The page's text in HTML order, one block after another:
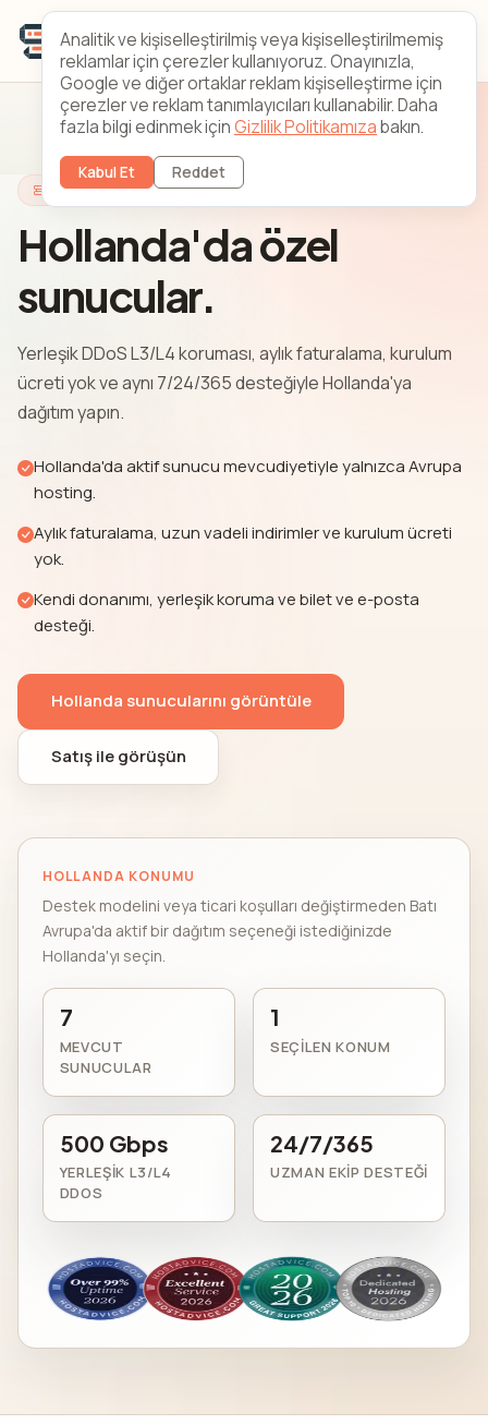
Hollanda Sunucuları
Hollanda'da özel
sunucular.
Yerleşik DDoS L3/L4 koruması, aylık faturalama, kurulum
ücreti yok ve aynı 7/24/365 desteğiyle Hollanda'ya
dağıtım yapın.
Hollanda'da aktif sunucu mevcudiyetiyle yalnızca Avrupa
hosting.
Aylık faturalama, uzun vadeli indirimler ve kurulum ücreti
yok.
Kendi donanımı, yerleşik koruma ve bilet ve e-posta
desteği.
Hollanda sunucularını görüntüle
Satış ile görüşün
HOLLANDA KONUMU
Destek modelini veya ticari koşulları değiştirmeden Batı
Avrupa'da aktif bir dağıtım seçeneği istediğinizde
Hollanda'yı seçin.
7
MEVCUT
SUNUCULAR
1
SEÇILEN KONUM
500 Gbps
YERLEŞIK L3/L4
DDOS
24/7/365
UZMAN EKIP DESTEĞI
Analitik ve kişiselleştirilmiş veya kişiselleştirilmemiş
reklamlar için çerezler kullanıyoruz. Onayınızla,
Google ve diğer ortaklar reklam kişiselleştirme için
çerezler ve reklam tanımlayıcıları kullanabilir. Daha
fazla bilgi edinmek içinGizlilik Politikamızabakın.
Kabul Et Reddet